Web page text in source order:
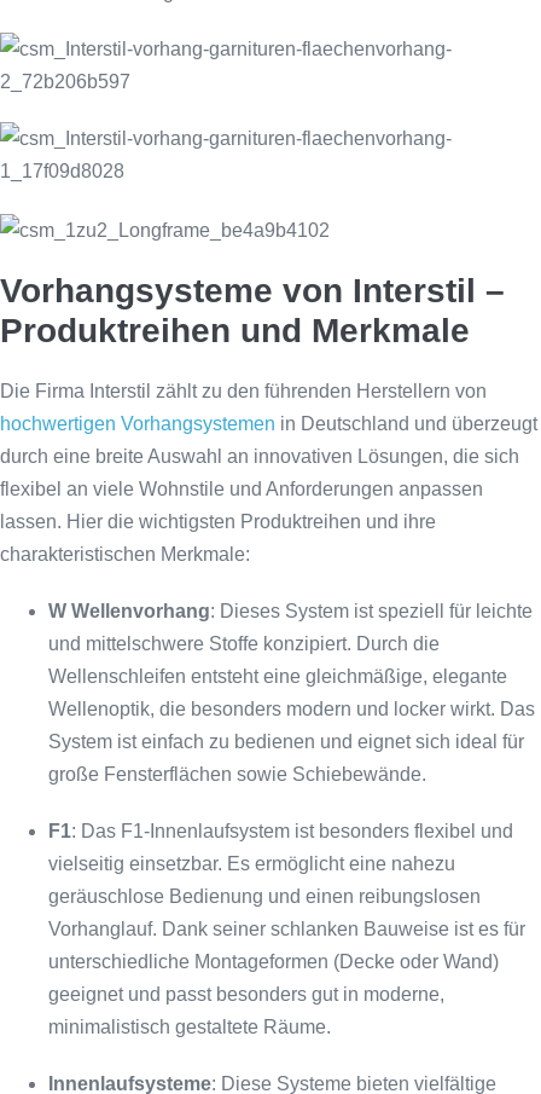
Vorhangsysteme von Interstil –
Produktreihen und Merkmale
Die Firma Interstil zählt zu den führenden Herstellern von
hochwertigen Vorhangsystemen in Deutschland und überzeugt
durch eine breite Auswahl an innovativen Lösungen, die sich
flexibel an viele Wohnstile und Anforderungen anpassen
lassen. Hier die wichtigsten Produktreihen und ihre
charakteristischen Merkmale:
W Wellenvorhang: Dieses System ist speziell für leichte
und mittelschwere Stoffe konzipiert. Durch die
Wellenschleifen entsteht eine gleichmäßige, elegante
Wellenoptik, die besonders modern und locker wirkt. Das
System ist einfach zu bedienen und eignet sich ideal für
große Fensterflächen sowie Schiebewände.
F1: Das F1-Innenlaufsystem ist besonders flexibel und
vielseitig einsetzbar. Es ermöglicht eine nahezu
geräuschlose Bedienung und einen reibungslosen
Vorhanglauf. Dank seiner schlanken Bauweise ist es für
unterschiedliche Montageformen (Decke oder Wand)
geeignet und passt besonders gut in moderne,
minimalistisch gestaltete Räume.
Innenlaufsysteme: Diese Systeme bieten vielfältige